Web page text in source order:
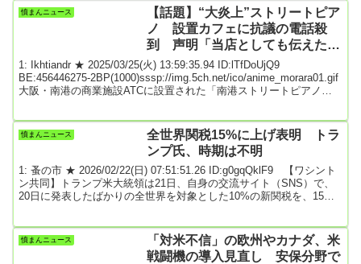
比べて2割超の増加ペースで推移し、既に前年度累計（182件）を上
回って過去最多を更新した。美容室の経営は、近時はスタイリス
憤まんニュース
【話題】“大炎上”ストリートピア
ノ 設置カフェに抗議の電話殺
到 声明「当店としても伝えたい
ことは沢山ある」
1: Ikhtiandr ★ 2025/03/25(火) 13:59:35.94 ID:lTfDoUjQ9
BE:456446275-2BP(1000)sssp://img.5ch.net/ico/anime_morara01.gif
大阪・南港の商業施設ATCに設置された「南港ストリートピアノ」
ントした。「南港ストリートピアノ」を巡っては22日、利用者に向
けて「...
憤まんニュース
全世界関税15%に上げ表明 トラ
ンプ氏、時期は不明
1: 蚤の市 ★ 2026/02/22(日) 07:51:51.26 ID:g0gqQklF9 【ワシント
ン共同】トランプ米大統領は21日、自身の交流サイト（SNS）で、
20日に発表したばかりの全世界を対象とした10%の新関税を、15%
け、代替として10%の関税を発動すると公表していた。新関税の法
的根拠の通商法122条は、最大15%の関税を150日間適用できると定
憤まんニュース
「対米不信」の欧州やカナダ、米
戦闘機の導入見直し 安保分野で